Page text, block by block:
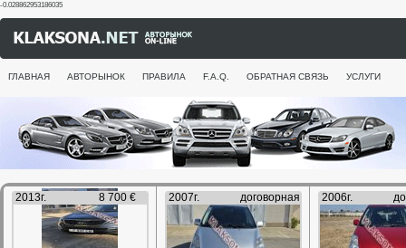
-0.028862953186035
ГЛАВНАЯ АВТОРЫНОК ПРАВИЛА F.A.Q. ОБРАТНАЯ СВЯЗЬ УСЛУГИ
2013г. 8 700 € 2007г. договорная 2006г.